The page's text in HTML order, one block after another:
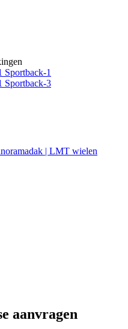
| LMT wielen
aanvragen